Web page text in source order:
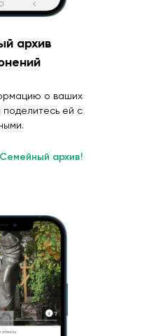
архив
о ваших
поделитесь ей с
архив!